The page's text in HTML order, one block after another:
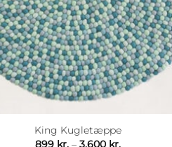
King Kugletæppe
899 kr. – 3.600 kr.Prisinterval: